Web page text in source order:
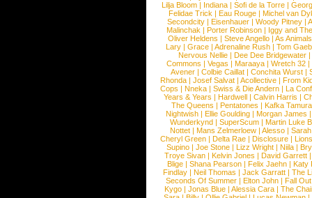
Lilja Bloom | Indiana | Sofi de la Torre |
Felidae Trick | Eau Rouge | Michel van
Secondcity |Eisenhauer |Woody Pitney |
Malinchak |Porter Robinson | Iggy and
Oliver Heldens |Steve Angello |As Animals
Lary | Grace | Adrenaline Rush | Tom
Nervous Nellie | Dee Dee Bridgewater |
Commons |Vegas |Maraaya |Wretch 32 |
Avener | Colbie Caillat | Conchita Wurst |
Rhonda | Josef Salvat | Acollective | From
Cops | Nneka | Swiss & Die Andern | La
Years & Years |Hardwell |Calvin Harris |
The Queens | Pentatones | Kafka Tamura
Nightwish |Ellie Goulding |Morgan James
Wunderkynd | SuperScum | Martin Luke
Nottet |Mans Zelmerloew |Alesso |
Cheryl Green |Delta Rae |Disclosure |
Supino |Joe Stone |Lizz Wright |Niila |
Troye Sivan | Kelvin Jones | David Garrett
Blige | Shana Pearson | Felix Jaehn | Katy
Findlay |Neil Thomas |Jack Garratt |The
Seconds Of Summer |Elton John |Fall
Kygo |Jonas Blue |Alessia Cara |The